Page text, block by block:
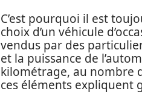
C’est pourquoi il est
choix d’un véhicule
vendus par des
et la puissance de
kilométrage, au nombre
ces éléments expliquent